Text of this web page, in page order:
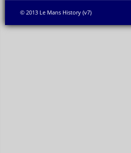
© 2013 Le Mans History (v7)